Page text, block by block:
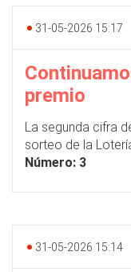
31-05-2026 15:17
premio
La segunda cifra
sorteo de la
Número: 3
31-05-2026 15:14